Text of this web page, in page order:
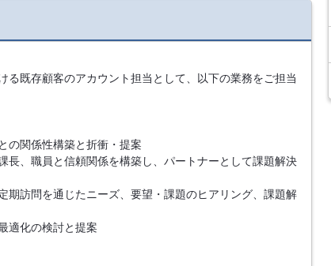
る既存顧客のアカウント担当として、以下の業務をご担当
の関係性構築と折衝・提案
長、職員と信頼関係を構築し、パートナーとして課題解決
期訪問を通じたニーズ、要望・課題のヒアリング、課題解
適化の検討と提案